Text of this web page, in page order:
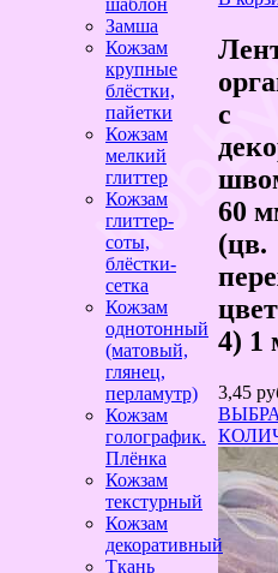
с
60
(цв.
4) 1
3,45
шаблон
Замша
Кожзам
крупные
блёстки,
пайетки
Кожзам
мелкий
глиттер
Кожзам
глиттер-
соты,
блёстки-
сетка
Кожзам
однотонный
(матовый,
глянец,
перламутр)
Кожзам
голографик.
Плёнка
Кожзам
текстурный
Кожзам
декоративный
Ткань